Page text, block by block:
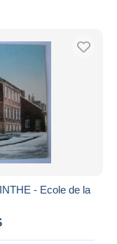
- Ecole de la